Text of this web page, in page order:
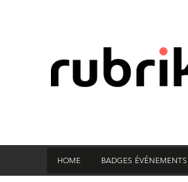
HOME BADGES ÉVÉNEMENTS